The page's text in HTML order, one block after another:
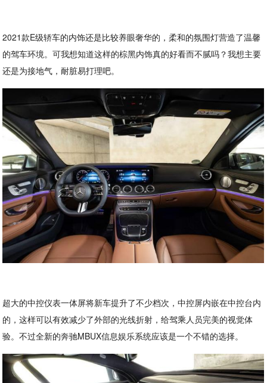
2021款E级轿车的内饰还是比较养眼奢华的，柔和的氛围灯营造了温馨
的驾车环境。可我想知道这样的棕黑内饰真的好看而不腻吗？我想主要
还是为接地气，耐脏易打理吧。
超大的中控仪表一体屏将新车提升了不少档次，中控屏内嵌在中控台内
的，这样可以有效减少了外部的光线折射，给驾乘人员完美的视觉体
验。不过全新的奔驰MBUX信息娱乐系统应该是一个不错的选择。